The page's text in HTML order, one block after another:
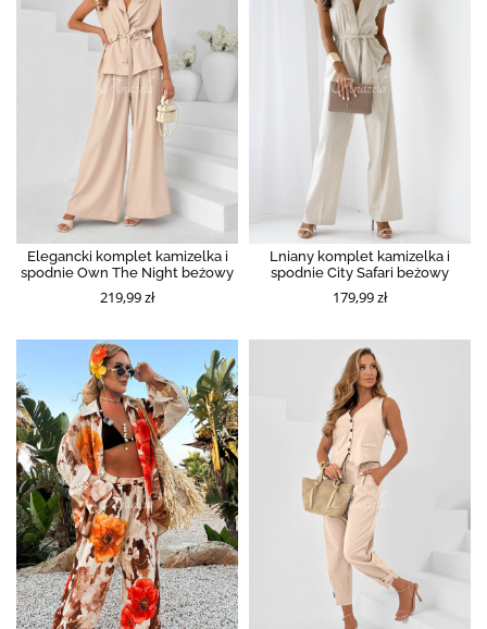
Elegancki komplet kamizelka i
spodnie Own The Night beżowy
219,99 zł
Lniany komplet kamizelka i
spodnie City Safari beżowy
179,99 zł